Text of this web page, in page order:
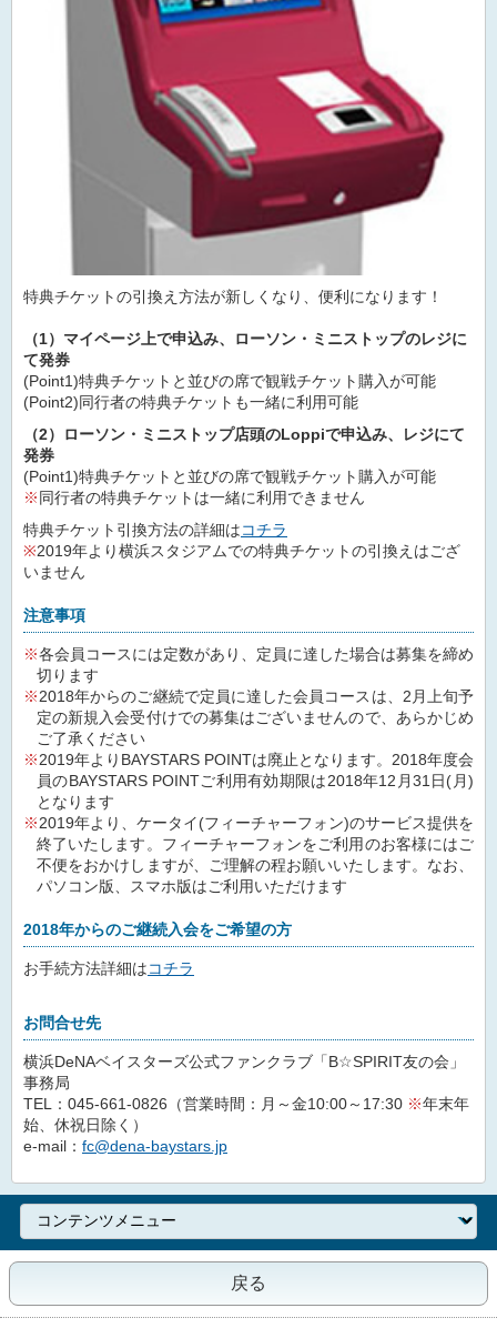
特典チケットの引換え方法が新しくなり、便利になります！
（1）マイページ上で申込み、ローソン・ミニストップのレジに
て発券
(Point1)特典チケットと並びの席で観戦チケット購入が可能
(Point2)同行者の特典チケットも一緒に利用可能
（2）ローソン・ミニストップ店頭のLoppiで申込み、レジにて
発券
(Point1)特典チケットと並びの席で観戦チケット購入が可能
※同行者の特典チケットは一緒に利用できません
特典チケット引換方法の詳細はコチラ
※2019年より横浜スタジアムでの特典チケットの引換えはござ
いません
注意事項
各会員コースには定数があり、定員に達した場合は募集を締め
切ります
2018年からのご継続で定員に達した会員コースは、2月上旬予
定の新規入会受付けでの募集はございませんので、あらかじめ
ご了承ください
2019年よりBAYSTARS POINTは廃止となります。2018年度会
員のBAYSTARS POINTご利用有効期限は2018年12月31日(月)
となります
2019年より、ケータイ(フィーチャーフォン)のサービス提供を
終了いたします。フィーチャーフォンをご利用のお客様にはご
不便をおかけしますが、ご理解の程お願いいたします。なお、
パソコン版、スマホ版はご利用いただけます
2018年からのご継続入会をご希望の方
お手続方法詳細はコチラ
お問合せ先
横浜DeNAベイスターズ公式ファンクラブ「B☆SPIRIT友の会」
事務局
TEL：045-661-0826（営業時間：月～金10:00～17:30 ※年末年
始、休祝日除く）
e-mail： fc@dena-baystars.jp
戻る